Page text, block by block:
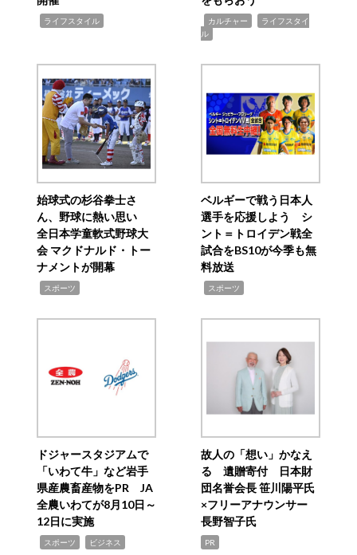
ライフスタイル カルチャー
ライフスタイ
ル
始球式の杉谷拳士さ
ん、野球に熱い思い
全日本学童軟式野球大
会 マクドナルド・トー
ナメントが開幕
スポーツ
ベルギーで戦う日本人
選手を応援しよう シ
ント＝トロイデン戦全
試合をBS10が今季も無
料放送
スポーツ
ドジャースタジアムで
「いわて牛」など岩手
県産農畜産物をPR JA
全農いわてが8月10日～
12日に実施
スポーツ ビジネス
故人の「想い」かなえ
る 遺贈寄付 日本財
団名誉会長 笹川陽平氏
×フリーアナウンサー
長野智子氏
PR